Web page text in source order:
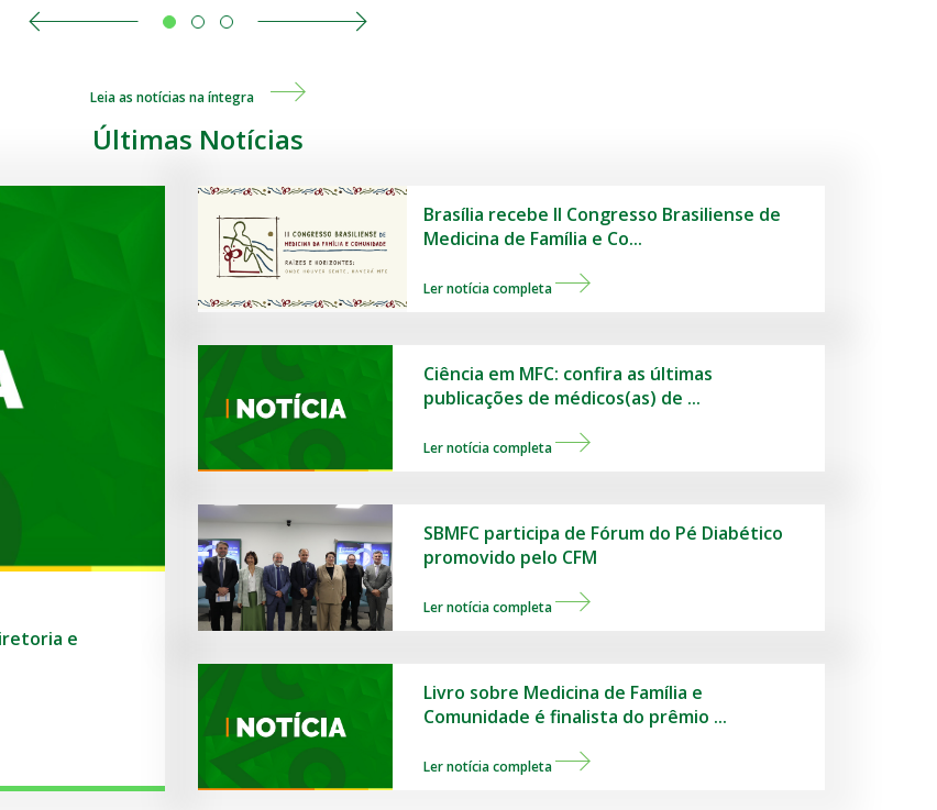
Leia as notícias na íntegra
Últimas Notícias
e
Brasília recebe II Congresso Brasiliense de
Medicina de Família e Co...
Ler notícia completa
Ciência em MFC: confira as últimas
publicações de médicos(as) de ...
Ler notícia completa
SBMFC participa de Fórum do Pé Diabético
promovido pelo CFM
Ler notícia completa
Livro sobre Medicina de Família e
Comunidade é finalista do prêmio ...
Ler notícia completa